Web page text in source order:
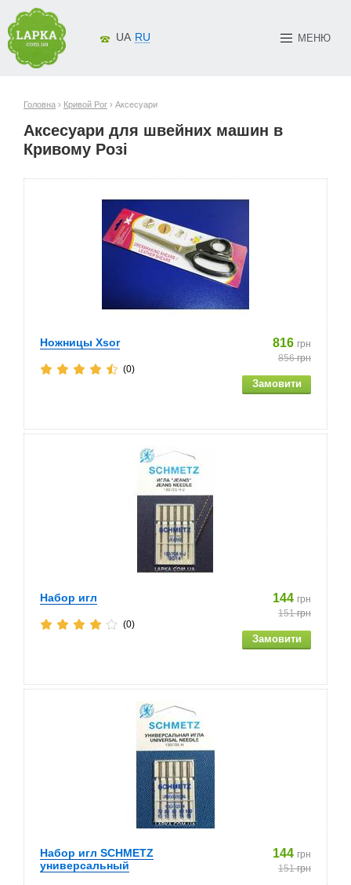
МЕНЮ
UA RU
Головна › Кривой Рог › Аксесуари
Аксесуари для швейних машин в
Кривому Розі
Ножницы Xsor 816 грн
856грн
(0)
Набор игл 144 грн
151грн
(0)
Набор игл SCHMETZ
универсальный
144 грн
151грн